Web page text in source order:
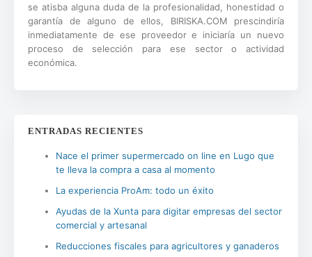
se atisba alguna duda de la profesionalidad, honestidad o
garantía de alguno de ellos, BIRISKA.COM prescindiría
inmediatamente de ese proveedor e iniciaría un nuevo
proceso de selección para ese sector o actividad
económica.
ENTRADAS RECIENTES
Nace el primer supermercado on line en Lugo que
te lleva la compra a casa al momento
La experiencia ProAm: todo un éxito
Ayudas de la Xunta para digitar empresas del sector
comercial y artesanal
Reducciones fiscales para agricultores y ganaderos